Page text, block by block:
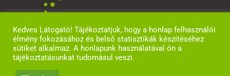
Kedves Látogató! Tájékoztatjuk, hogy a honlap felhasználói
élmény fokozásához és belső statisztikák készítéséhez
sütiket alkalmaz. A honlapunk használatával ön a
tájékoztatásunkat tudomásul veszi.